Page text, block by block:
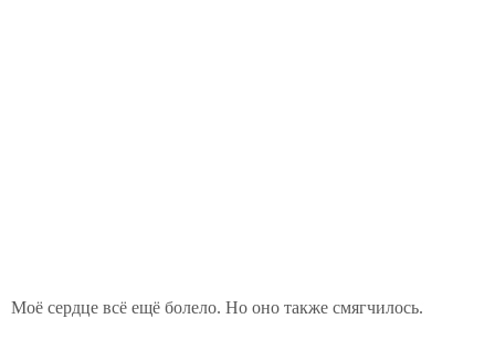
Моё сердце всё ещё болело. Но оно также смягчилось.